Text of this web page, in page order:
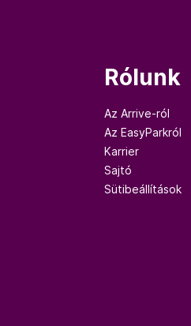
Rólunk
Az Arrive-ról
Az EasyParkról
Karrier
Sajtó
Sütibeállítások